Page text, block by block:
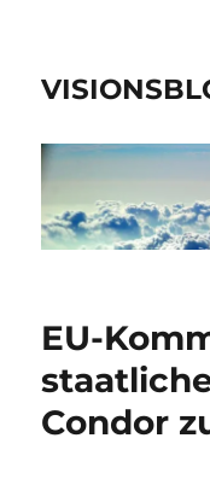
EU-
Condor